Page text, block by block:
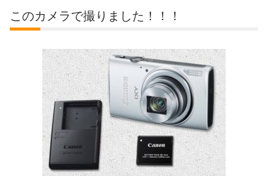
このカメラで撮りました！！！